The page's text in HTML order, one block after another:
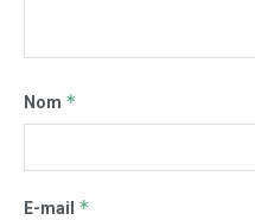
Nom *
E-mail *